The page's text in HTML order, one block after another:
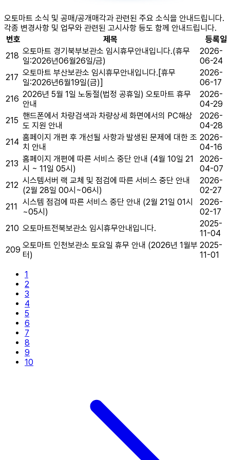
오토마트 소식 및 공매/공개매각과 관련된 주요 소식을 안내드립니다.
각종 변경사항 및 업무와 관련된 고시사항 등도 함께 안내드립니다.
번호
제목
등록일
218 오토마트 경기북부보관소 임시휴무안내입니다.(휴무
일:2026년06월26일/금)
2026-
06-24
217 오토마트 부산보관소 임시휴무안내입니다.[휴무
일:2026년6월19일(금)]
2026-
06-17
216 2026년 5월 1일 노동절(법정 공휴일) 오토마트 휴무
안내
2026-
04-29
215 핸드폰에서 차량검색과 차량상세 화면에서의 PC해상
도 지원 안내
2026-
04-28
214 홈페이지 개편 후 개선될 사항과 발생된 문제에 대한 조
치 안내
2026-
04-16
213 홈페이지 개편에 따른 서비스 중단 안내 (4월 10일 21
시 ~ 11일 05시)
2026-
04-07
212 시스템서버 랙 교체 및 점검에 따른 서비스 중단 안내
(2월 28일 00시~06시)
2026-
02-27
211
시스템 점검에 따른 서비스 중단 안내 (2월 21일 01시
~05시)
2026-
02-17
210 오토마트전북보관소 임시휴무안내입니다.
2025-
11-04
209 오토마트 인천보관소 토요일 휴무 안내 (2026년 1월부
터)
2025-
11-01
1
2
3
4
5
6
7
8
9
10